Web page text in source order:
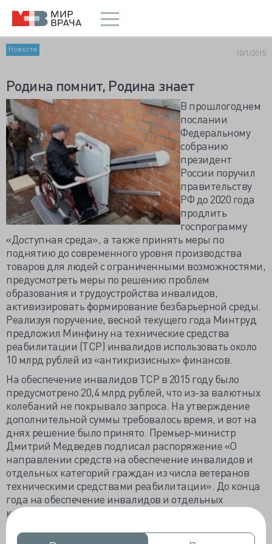
Новости 10/1/2015
Родина помнит, Родина знает
В прошлогоднем
послании
Федеральному
собранию
президент
России поручил
правительству
РФ до 2020 года
продлить
госпрограмму
«Доступная среда», а также принять меры по
поднятию до современного уровня производства
товаров для людей с ограниченными возможностями,
предусмотреть меры по решению проблем
образования и трудоустройства инвалидов,
активизировать формирование безбарьерной среды.
Реализуя поручение, весной текущего года Минтруд
предложил Минфину на технические средства
реабилитации (ТСР) инвалидов использовать около
10 млрд рублей из «антикризисных» финансов.
На обеспечение инвалидов ТСР в 2015 году было
предусмотрено 20,4 млрд рублей, что из-за валютных
колебаний не покрывало запроса. На утверждение
дополнительной суммы требовалось время, и вот на
днях решение было принято. Премьер-министр
Дмитрий Медведев подписал распоряжение «О
направлении средств на обеспечение инвалидов и
отдельных категорий граждан из числа ветеранов
техническими средствами реабилитации». До конца
года на обеспечение инвалидов и отдельных
категорий граждан «из числа ветеранов»
техническими средствами реабилитации, протезами
и протезно-ортопедическими изделиями